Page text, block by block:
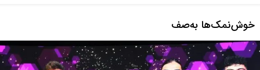
خوش‌نمک‌ها به‌صف